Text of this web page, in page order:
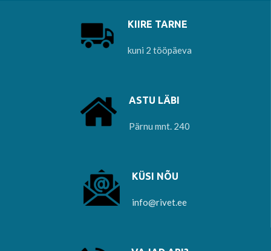
KIIRE TARNE
kuni 2 tööpäeva
ASTU LÄBI
Pärnu mnt. 240
KÜSI NÕU
info@rivet.ee